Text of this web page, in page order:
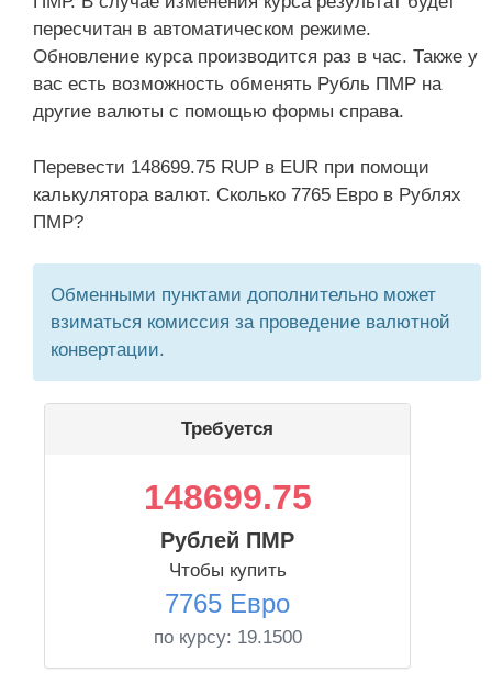
пересчитан в автоматическом режиме.
Обновление курса производится раз в час. Также у
вас есть возможность обменять Рубль ПМР на
другие валюты с помощью формы справа.
Перевести 148699.75 RUP в EUR при помощи
калькулятора валют. Сколько 7765 Евро в Рублях
ПМР?
Обменными пунктами дополнительно может
взиматься комиссия за проведение валютной
конвертации.
Требуется
148699.75
Рублей ПМР
Чтобы купить
7765 Евро
по курсу: 19.1500